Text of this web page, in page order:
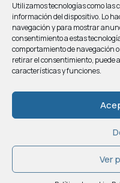
Utilizamos tecnologías como las
información del dispositivo. Lo
navegación y para mostrar
consentimiento a estas
comportamiento de navegación
retirar el consentimiento, puede
características y funciones.
Ver